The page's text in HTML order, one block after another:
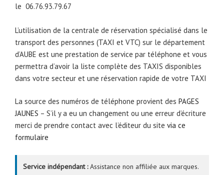
le 06.76.93.79.67
L’utilisation de la centrale de réservation spécialisé dans le
transport des personnes (TAXI et VTC) sur le département
d’AUBE est une prestation de service par téléphone et vous
permettra d’avoir la liste complète des TAXIS disponibles
dans votre secteur et une réservation rapide de votre TAXI
La source des numéros de téléphone provient des PAGES
JAUNES – S’il y a eu un changement ou une erreur d’écriture
merci de prendre contact avec l’éditeur du site via ce
formulaire
Service indépendant :Assistance non affiliée aux marques.